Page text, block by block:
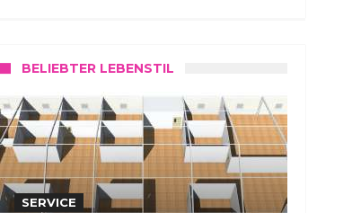
BELIEBTER LEBENSTIL
SERVICE